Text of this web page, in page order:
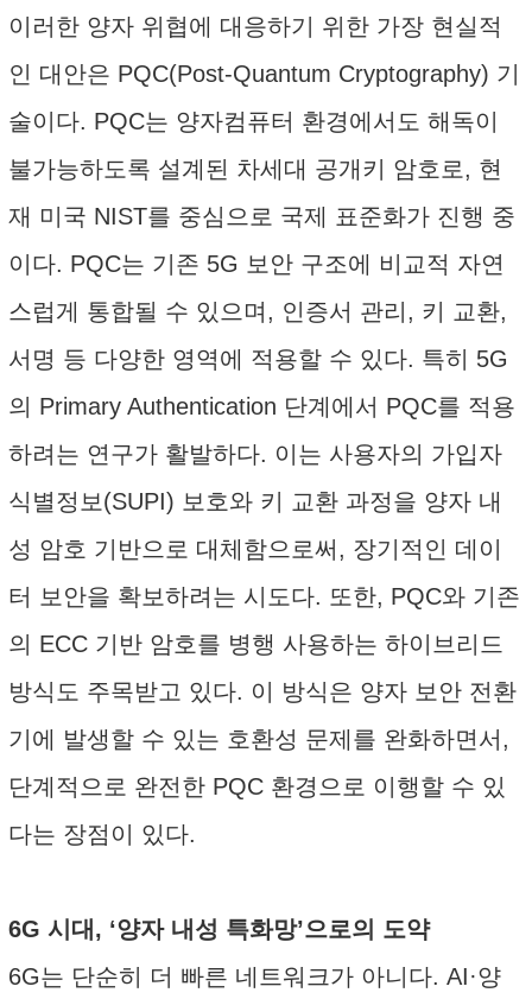
이러한 양자 위협에 대응하기 위한 가장 현실적
인 대안은 PQC(Post-Quantum Cryptography) 기
술이다. PQC는 양자컴퓨터 환경에서도 해독이
불가능하도록 설계된 차세대 공개키 암호로, 현
재 미국 NIST를 중심으로 국제 표준화가 진행 중
이다. PQC는 기존 5G 보안 구조에 비교적 자연
스럽게 통합될 수 있으며, 인증서 관리, 키 교환,
서명 등 다양한 영역에 적용할 수 있다. 특히 5G
의 Primary Authentication 단계에서 PQC를 적용
하려는 연구가 활발하다. 이는 사용자의 가입자
식별정보(SUPI) 보호와 키 교환 과정을 양자 내
성 암호 기반으로 대체함으로써, 장기적인 데이
터 보안을 확보하려는 시도다. 또한, PQC와 기존
의 ECC 기반 암호를 병행 사용하는 하이브리드
방식도 주목받고 있다. 이 방식은 양자 보안 전환
기에 발생할 수 있는 호환성 문제를 완화하면서,
단계적으로 완전한 PQC 환경으로 이행할 수 있
다는 장점이 있다.
6G 시대, ‘양자 내성 특화망’으로의 도약
6G는 단순히 더 빠른 네트워크가 아니다. AI·양